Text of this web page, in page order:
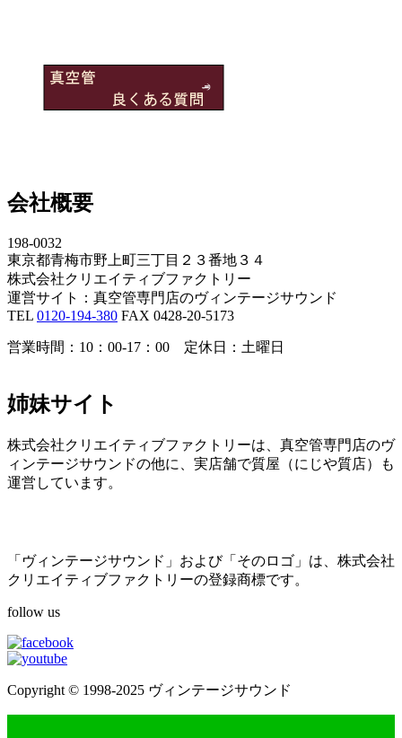
会社概要
198-0032
東京都青梅市野上町三丁目２３番地３４
株式会社クリエイティブファクトリー
運営サイト：真空管専門店のヴィンテージサウンド
TEL 0120-194-380 FAX 0428-20-5173
営業時間：10：00-17：00 定休日：土曜日
姉妹サイト
株式会社クリエイティブファクトリーは、真空管専門店のヴ
ィンテージサウンドの他に、実店舗で質屋（にじや質店）も
運営しています。
「ヴィンテージサウンド」および「そのロゴ」は、株式会社
クリエイティブファクトリーの登録商標です。
follow us
Copyright © 1998-2025 ヴィンテージサウンド